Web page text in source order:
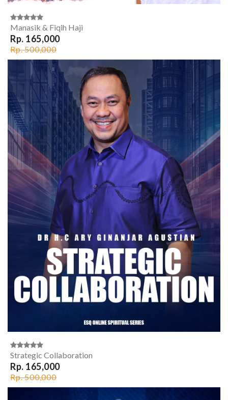
Manasik & Fiqih Haji
Rp. 165,000
Rp. 500,000
Strategic Collaboration
Rp. 165,000
Rp. 500,000